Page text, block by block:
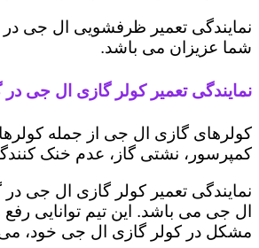
نمایندگی تعمیر ظرفشویی ال جی در
شما عزیزان می باشد.
نمایندگی تعمیر کولر گازی ال جی در
کولرهای گازی ال جی از جمله
کمپرسور، نشتی گاز، عدم خنک
نمایندگی تعمیر کولر گازی ال جی
ال جی می باشد. این تیم توانایی
مشکل در کولر گازی ال جی خود، می